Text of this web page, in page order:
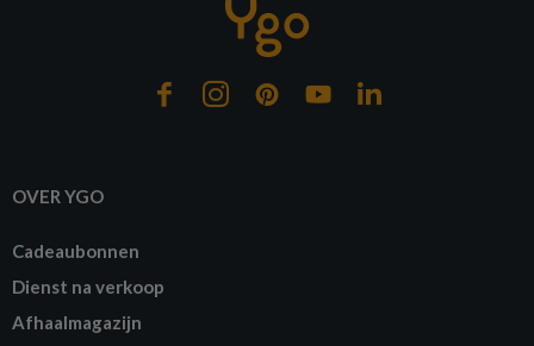
OVER YGO
Cadeaubonnen
Dienst na verkoop
Afhaalmagazijn